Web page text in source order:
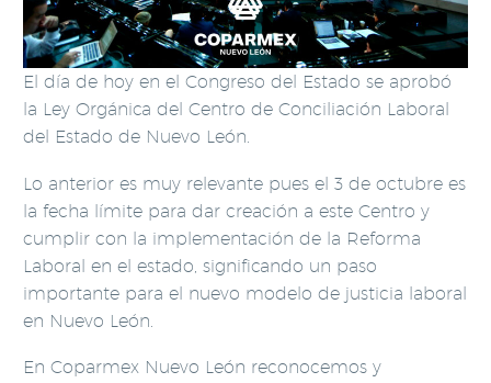
El día de hoy en el Congreso del Estado se aprobó
la Ley Orgánica del Centro de Conciliación Laboral
del Estado de Nuevo León.
Lo anterior es muy relevante pues el 3 de octubre es
la fecha límite para dar creación a este Centro y
cumplir con la implementación de la Reforma
Laboral en el estado, significando un paso
importante para el nuevo modelo de justicia laboral
en Nuevo León.
En Coparmex Nuevo León reconocemos y